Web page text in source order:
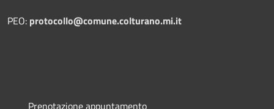
PEO: protocollo@comune.colturano.mi.it